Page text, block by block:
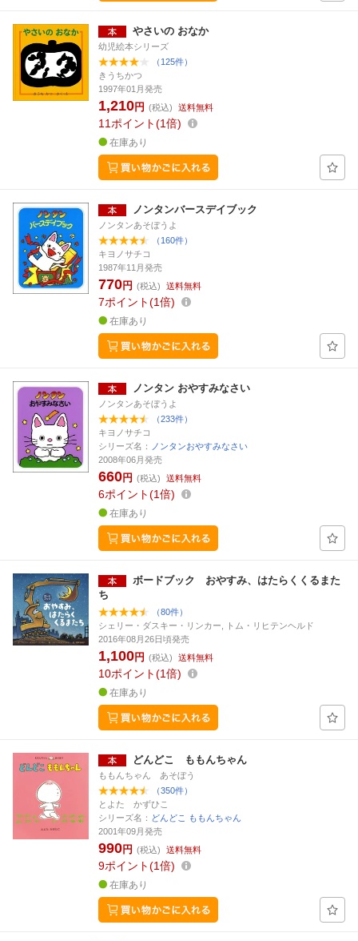
やさいの おなか
幼児絵本シリーズ
（125件）
きうちかつ
1997年01月発売
1,210円 (税込) 送料無料
11 ポイント 1倍
在庫あり
ノンタンバースデイブック
ノンタンあそぼうよ
（160件）
キヨノサチコ
1987年11月発売
770円 (税込) 送料無料
7ポイント 1倍
在庫あり
ノンタン おやすみなさい
ノンタンあそぼうよ
（233件）
キヨノサチコ
シリーズ名：
ノンタンおやすみなさい
2008年06月発売
660円 (税込) 送料無料
6ポイント 1倍
在庫あり
ボードブック おやすみ、はたらくくるまた
ち
（80件）
シェリー・ダスキー・リンカー, トム・リヒテンヘルド
2016年08月26日頃発売
1,100円 (税込) 送料無料
10ポイント 1倍
在庫あり
どんどこ ももんちゃん
ももんちゃん あそぼう
（350件）
とよた かずひこ
シリーズ名： どんどこ ももんちゃん
2001年09月発売
990円 (税込) 送料無料
9ポイント 1倍
在庫あり